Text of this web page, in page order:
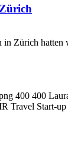
hatten
400 400
Travel Start-